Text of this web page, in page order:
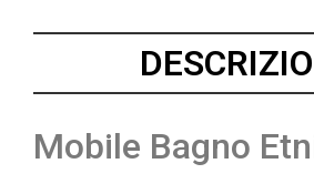
Mobile Bagno